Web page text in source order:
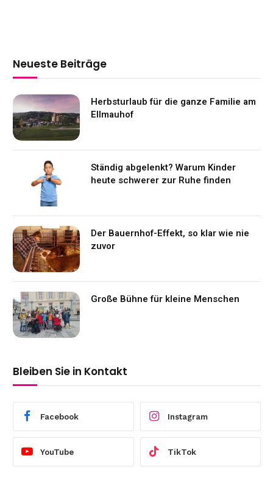
Neueste Beiträge
Herbsturlaub für die ganze Familie am
Ellmauhof
Ständig abgelenkt? Warum Kinder
heute schwerer zur Ruhe finden
Der Bauernhof-Effekt, so klar wie nie
zuvor
Große Bühne für kleine Menschen
Bleiben Sie in Kontakt
Facebook Instagram
YouTube TikTok